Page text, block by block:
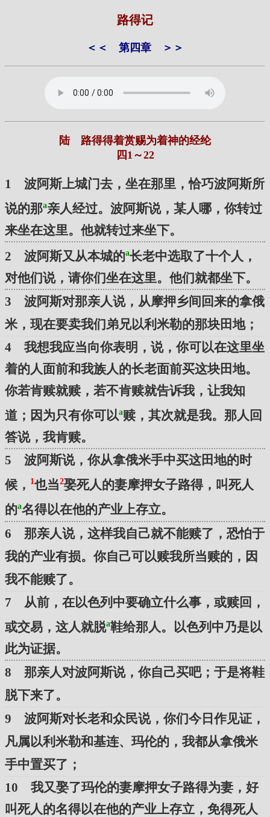
路得记
＜＜ 第四章 ＞＞
陆 路得得着赏赐为着神的经纶
四1～22
1 波阿斯上城门去，坐在那里，恰巧波阿斯所
说的那a亲人经过。波阿斯说，某人哪，你转过
来坐在这里。他就转过来坐下。
2 波阿斯又从本城的a长老中选取了十个人，
对他们说，请你们坐在这里。他们就都坐下。
3 波阿斯对那亲人说，从摩押乡间回来的拿俄
米，现在要卖我们弟兄以利米勒的那块田地；
4 我想我应当向你表明，说，你可以在这里坐
着的人面前和我族人的长老面前买这块田地。
你若肯赎就赎，若不肯赎就告诉我，让我知
道；因为只有你可以a赎，其次就是我。那人回
答说，我肯赎。
5 波阿斯说，你从拿俄米手中买这田地的时
候， 1也当2娶死人的妻摩押女子路得，叫死人
的a名得以在他的产业上存立。
6 那亲人说，这样我自己就不能赎了，恐怕于
我的产业有损。你自己可以赎我所当赎的，因
我不能赎了。
7 从前，在以色列中要确立什么事，或赎回，
或交易，这人就脱a鞋给那人。以色列中乃是以
此为证据。
8 那亲人对波阿斯说，你自己买吧；于是将鞋
脱下来了。
9 波阿斯对长老和众民说，你们今日作见证，
凡属以利米勒和基连、玛伦的，我都从拿俄米
手中置买了；
10 我又娶了玛伦的妻摩押女子路得为妻，好
叫死人的名得以在他的产业上存立，免得死人